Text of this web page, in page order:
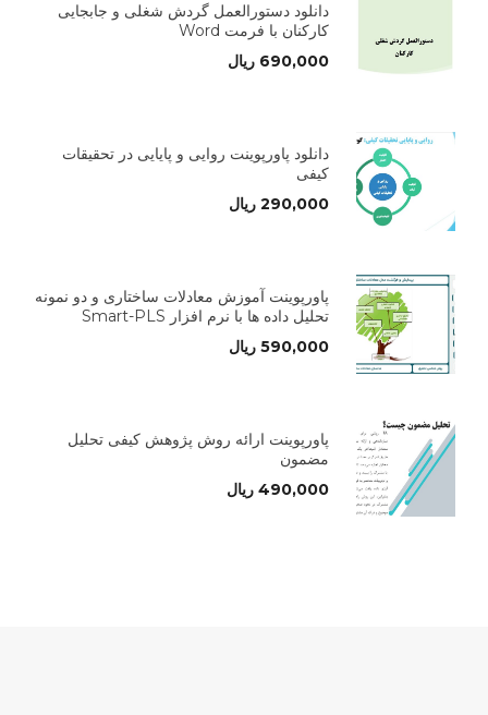
دانلود دستورالعمل گردش شغلی و جابجایی
کارکنان با فرمت Word
690,000 ریال
دانلود پاورپوینت روایی و پایایی در تحقیقات
کیفی
290,000 ریال
پاورپوینت آموزش معادلات ساختاری و دو نمونه
تحلیل داده ها با نرم افزار Smart-PLS
590,000 ریال
پاورپوینت ارائه روش پژوهش کیفی تحلیل
مضمون
490,000 ریال